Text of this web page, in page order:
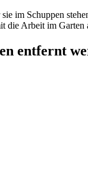
im Schuppen
die Arbeit im
entfernt